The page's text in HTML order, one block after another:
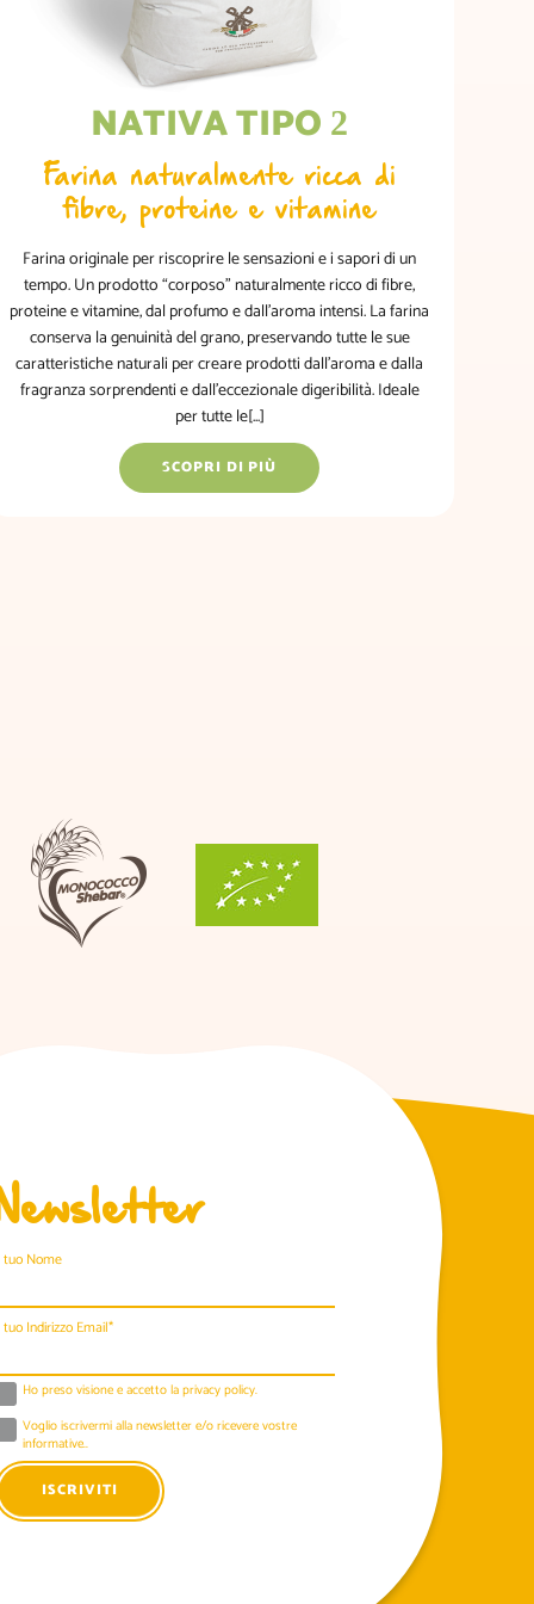
NATIVA TIPO 2
Farina naturalmente ricca di
fibre, proteine e vitamine
Farina originale per riscoprire le sensazioni e i sapori di un
tempo. Un prodotto “corposo” naturalmente ricco di fibre,
proteine e vitamine, dal profumo e dall’aroma intensi. La farina
conserva la genuinità del grano, preservando tutte le sue
caratteristiche naturali per creare prodotti dall’aroma e dalla
fragranza sorprendenti e dall’eccezionale digeribilità. Ideale
per tutte le[...]
SCOPRI DI PIÙ
tuo Nome
Indirizzo Email*
Ho preso visione e accetto laprivacy policy.
Voglio iscrivermi alla newsletter e/o ricevere vostre
informative..